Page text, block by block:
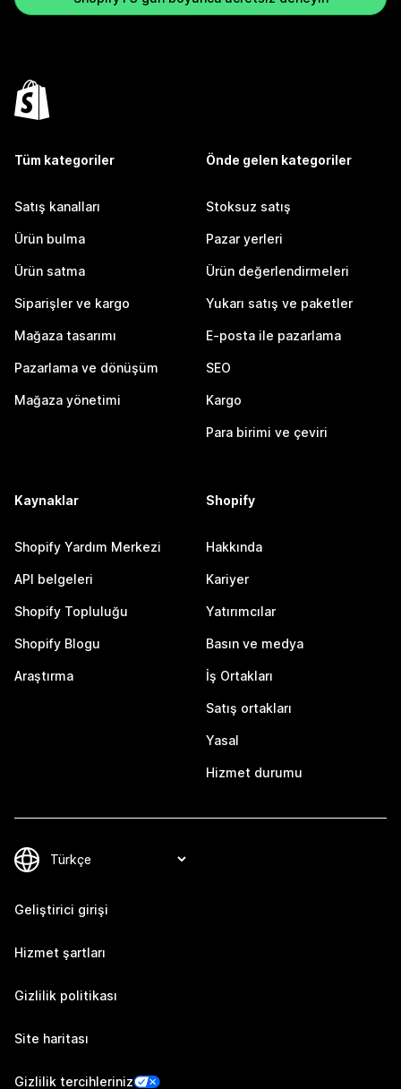
Tüm kategoriler
Satış kanalları
Ürün bulma
Ürün satma
Siparişler ve kargo
Mağaza tasarımı
Pazarlama ve dönüşüm
Mağaza yönetimi
Önde gelen kategoriler
Stoksuz satış
Pazar yerleri
Ürün değerlendirmeleri
Yukarı satış ve paketler
E-posta ile pazarlama
SEO
Kargo
Para birimi ve çeviri
Kaynaklar
Shopify Yardım Merkezi
API belgeleri
Shopify Topluluğu
Shopify Blogu
Araştırma
Shopify
Hakkında
Kariyer
Yatırımcılar
Basın ve medya
İş Ortakları
Satış ortakları
Yasal
Hizmet durumu
Geliştirici girişi
Hizmet şartları
Gizlilik politikası
Site haritası
Gizlilik tercihleriniz